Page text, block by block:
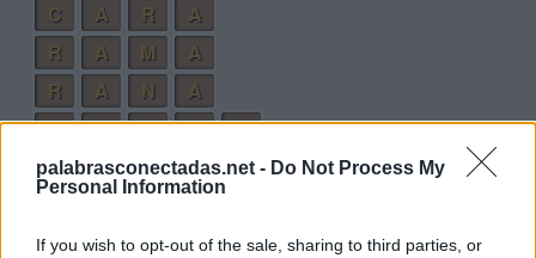
palabrasconectadas.net - Do Not Process My
Personal Information
If you wish to opt-out of the sale, sharing to third parties, or
C
A R
A
R
A M
A
R
A N
A
R
A C H
A
M
A R C A
N
M
A R C H A
N